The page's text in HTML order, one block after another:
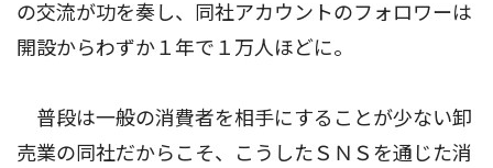
の交流が功を奏し、同社アカウントのフォロワーは
開設からわずか１年で１万人ほどに。
普段は一般の消費者を相手にすることが少ない卸
売業の同社だからこそ、こうしたＳＮＳを通じた消